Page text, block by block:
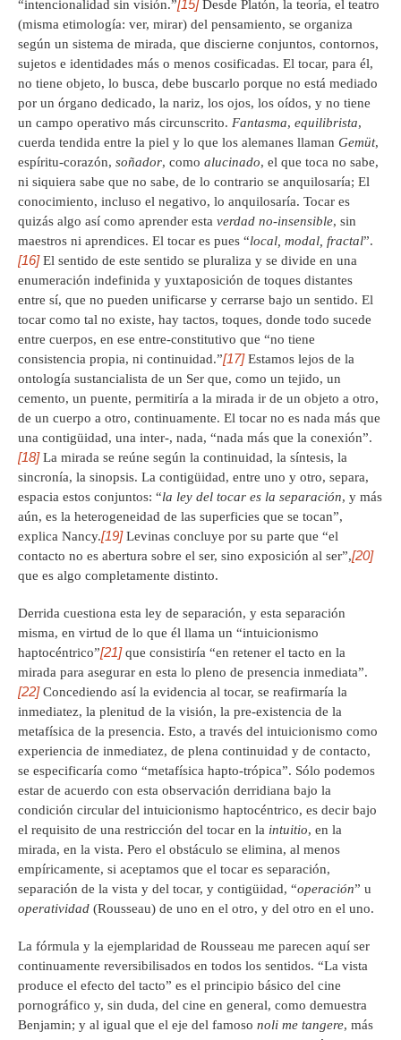
“intencionalidad sin visión.”[15]Desde Platón, la teoría, el teatro
(misma etimología: ver, mirar) del pensamiento, se organiza
según un sistema de mirada, que discierne conjuntos, contornos,
sujetos e identidades más o menos cosificadas. El tocar, para él,
no tiene objeto, lo busca, debe buscarlo porque no está mediado
por un órgano dedicado, la nariz, los ojos, los oídos, y no tiene
un campo operativo más circunscrito. Fantasma, equilibrista,
cuerda tendida entre la piel y lo que los alemanes llaman Gemüt,
espíritu-corazón, soñador, como alucinado, el que toca no sabe,
ni siquiera sabe que no sabe, de lo contrario se anquilosaría; El
conocimiento, incluso el negativo, lo anquilosaría. Tocar es
quizás algo así como aprender esta verdad no-insensible, sin
maestros ni aprendices. El tocar es pues “local, modal, fractal”.
[16]El sentido de este sentido se pluraliza y se divide en una
enumeración indefinida y yuxtaposición de toques distantes
entre sí, que no pueden unificarse y cerrarse bajo un sentido. El
tocar como tal no existe, hay tactos, toques, donde todo sucede
entre cuerpos, en ese entre-constitutivo que “no tiene
consistencia propia, ni continuidad.”[17]Estamos lejos de la
ontología sustancialista de un Ser que, como un tejido, un
cemento, un puente, permitiría a la mirada ir de un objeto a otro,
de un cuerpo a otro, continuamente. El tocar no es nada más que
una contigüidad, una inter-, nada, “nada más que la conexión”.
[18]La mirada se reúne según la continuidad, la síntesis, la
sincronía, la sinopsis. La contigüidad, entre uno y otro, separa,
espacia estos conjuntos: “la ley del tocar es la separación, y más
aún, es la heterogeneidad de las superficies que se tocan”,
explica Nancy.[19]Levinas concluye por su parte que “el
contacto no es abertura sobre el ser, sino exposición al ser”,[20]
que es algo completamente distinto.
Derrida cuestiona esta ley de separación, y esta separación
misma, en virtud de lo que él llama un “intuicionismo
haptocéntrico”[21]que consistiría “en retener el tacto en la
mirada para asegurar en esta lo pleno de presencia inmediata”.
[22]Concediendo así la evidencia al tocar, se reafirmaría la
inmediatez, la plenitud de la visión, la pre-existencia de la
metafísica de la presencia. Esto, a través del intuicionismo como
experiencia de inmediatez, de plena continuidad y de contacto,
se especificaría como “metafísica hapto-trópica”. Sólo podemos
estar de acuerdo con esta observación derridiana bajo la
condición circular del intuicionismo haptocéntrico, es decir bajo
el requisito de una restricción del tocar en la intuitio, en la
mirada, en la vista. Pero el obstáculo se elimina, al menos
empíricamente, si aceptamos que el tocar es separación,
separación de la vista y del tocar, y contigüidad, “operación” u
operatividad (Rousseau) de uno en el otro, y del otro en el uno.
La fórmula y la ejemplaridad de Rousseau me parecen aquí ser
continuamente reversibilisados en todos los sentidos. “La vista
produce el efecto del tacto” es el principio básico del cine
pornográfico y, sin duda, del cine en general, como demuestra
Benjamin; y al igual que el eje del famoso noli me tangere, más